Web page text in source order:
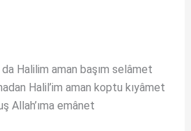
Halilim aman başım selâmet
Halil’im aman koptu kıyâmet
Allah’ıma emânet